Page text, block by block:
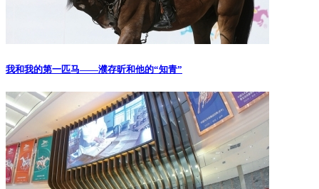
我和我的第一匹马——濮存昕和他的“知青”